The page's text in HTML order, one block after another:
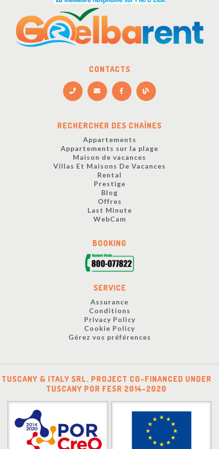
CONTACTS
RECHERCHER DES CHAÎNES
Appartements
Appartements sur la plage
Maison de vacances
Villas Et Maisons De Vacances
Rental
Prestige
Blog
Offres
Last Minute
WebCam
BOOKING
SERVICE
Assurance
Conditions
Privacy Policy
Cookie Policy
Gérez vos préférences
TUSCANY & ITALY SRL. PROJECT CO-FINANCED UNDER
TUSCANY POR FESR 2014-2020